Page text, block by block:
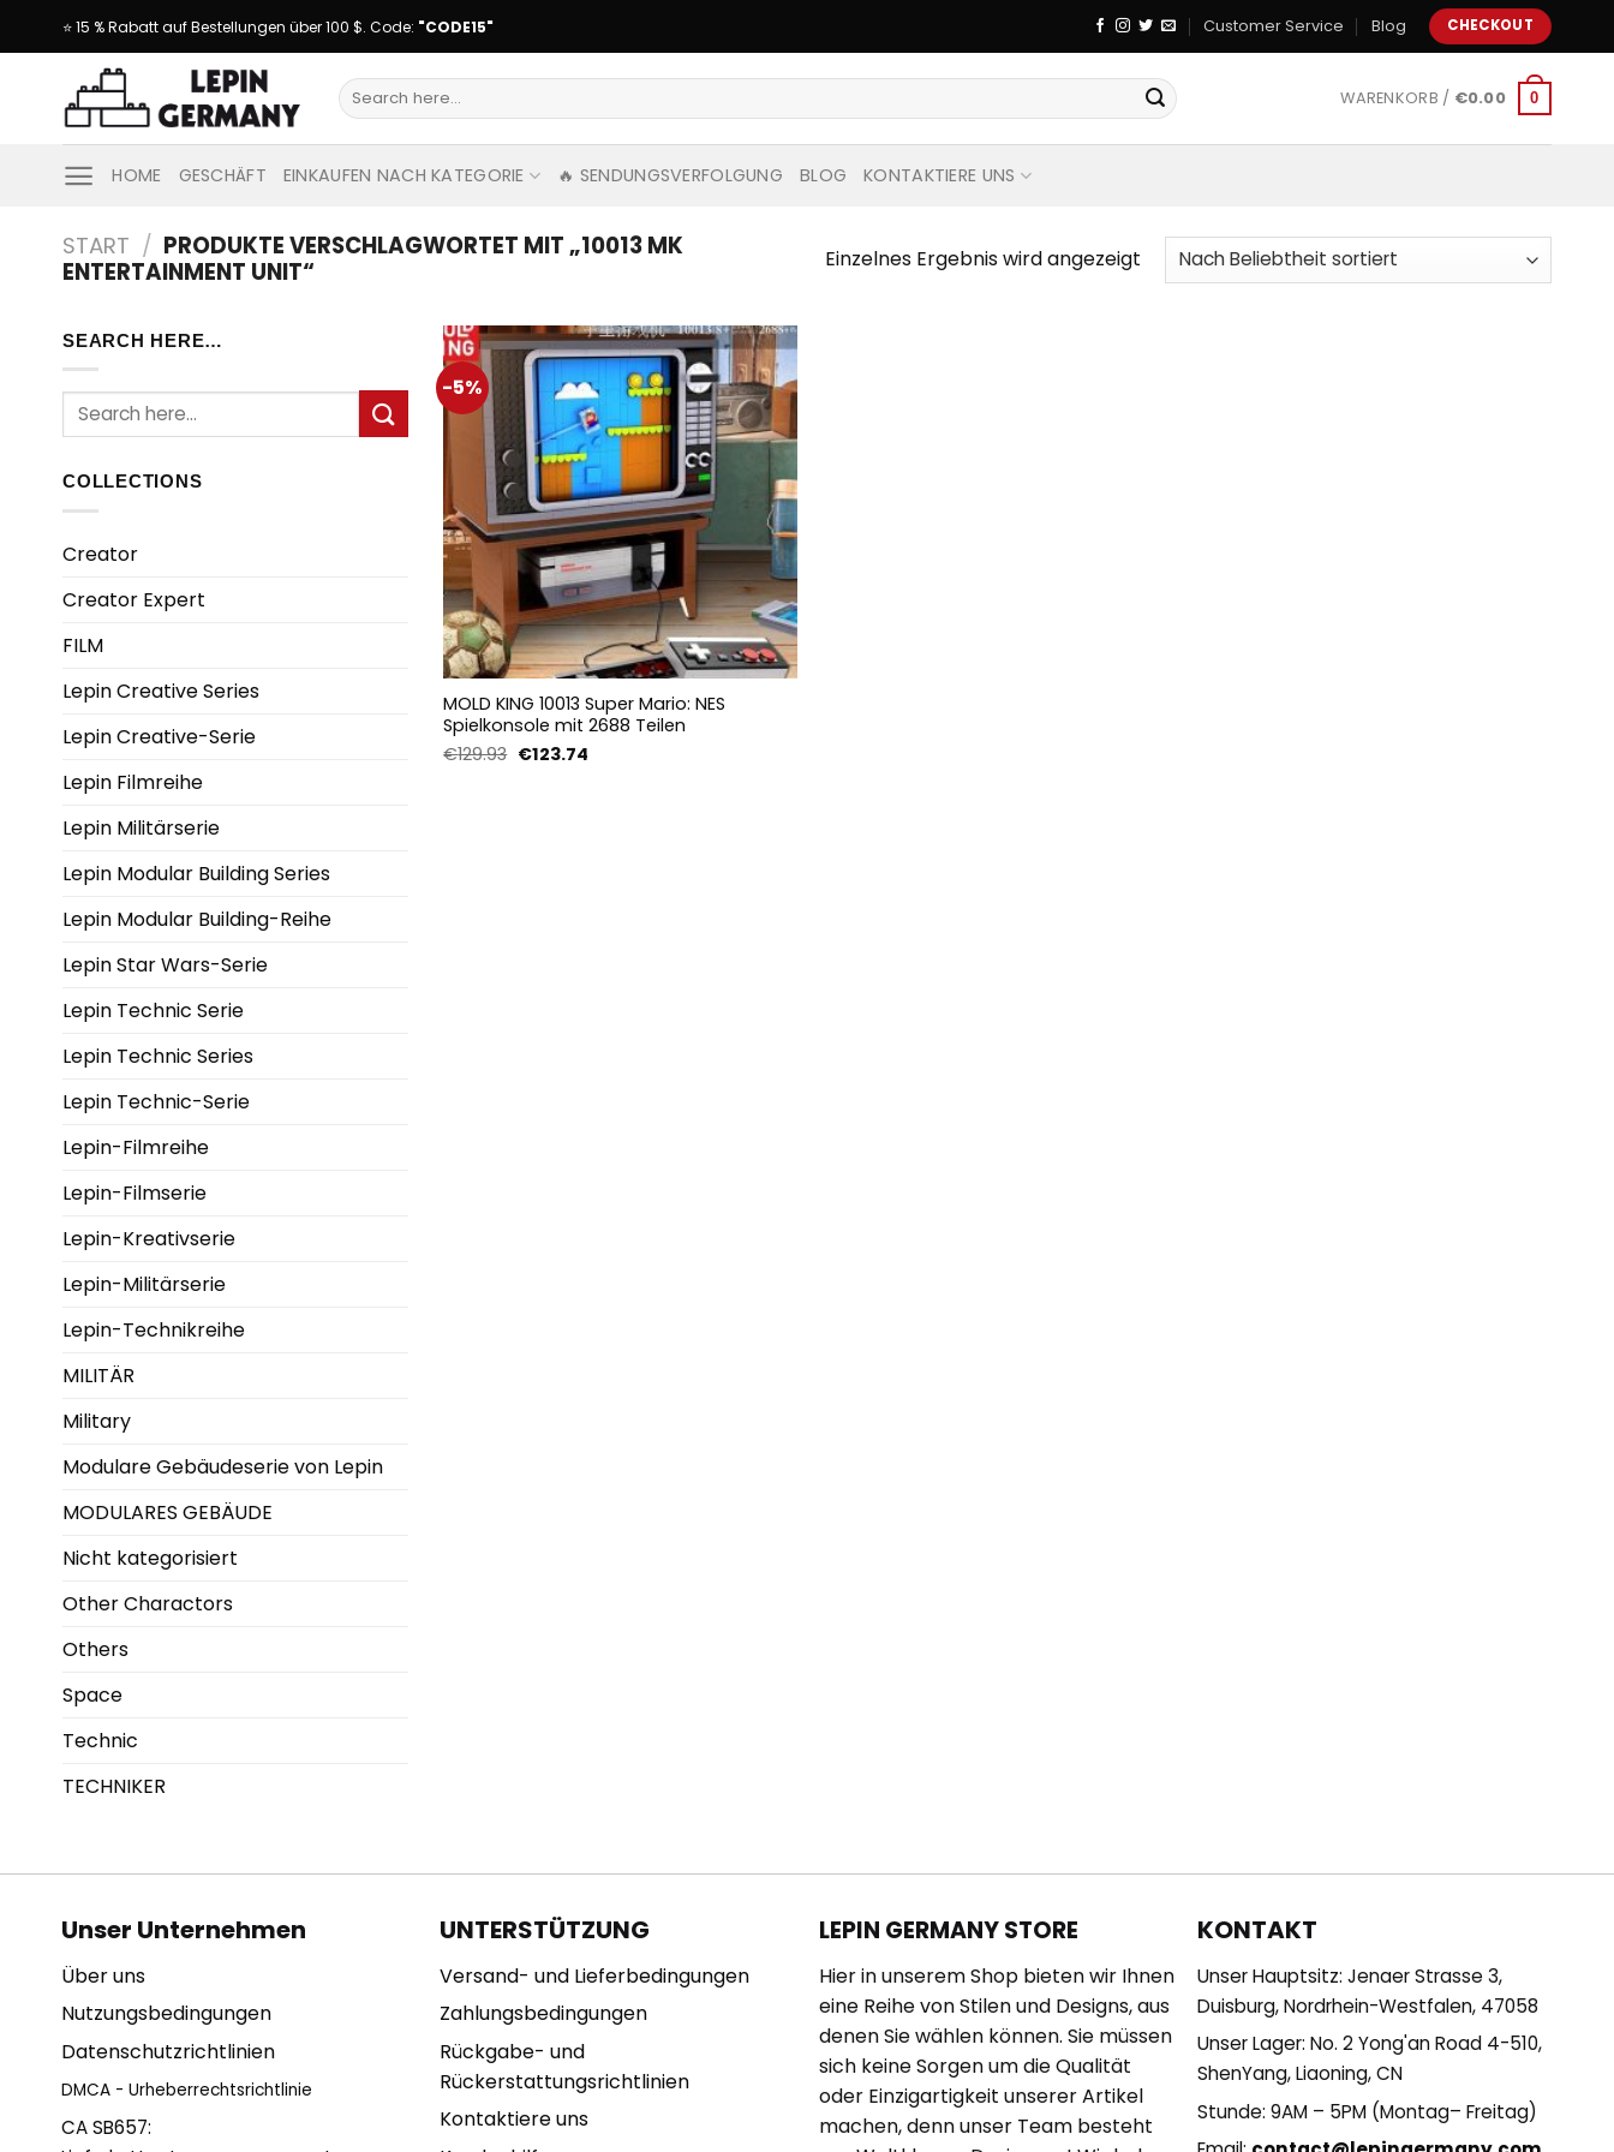
⭐ 15 % Rabatt auf Bestellungen über 100 $. Code: "CODE15" Customer Service Blog CHECKOUT
Suche
nach:
WARENKORB / €0.00 0
HOME GESCHÄFT EINKAUFEN NACH KATEGORIE 🔥 SENDUNGSVERFOLGUNG BLOG KONTAKTIERE UNS
START / PRODUKTE VERSCHLAGWORTET MIT „10013 MK
ENTERTAINMENT UNIT“
Einzelnes Ergebnis wird angezeigt
SEARCH HERE…
Suche
nach:
COLLECTIONS
Creator
Creator Expert
FILM
Lepin Creative Series
Lepin Creative-Serie
Lepin Filmreihe
Lepin Militärserie
Lepin Modular Building Series
Lepin Modular Building-Reihe
Lepin Star Wars-Serie
Lepin Technic Serie
Lepin Technic Series
Lepin Technic-Serie
Lepin-Filmreihe
Lepin-Filmserie
Lepin-Kreativserie
Lepin-Militärserie
Lepin-Technikreihe
MILITÄR
Military
Modulare Gebäudeserie von Lepin
MODULARES GEBÄUDE
Nicht kategorisiert
Other Charactors
Others
Space
Technic
TECHNIKER
-5%
MOLD KING 10013 Super Mario: NES
Spielkonsole mit 2688 Teilen
€129.93 Ursprünglicher
€123.74Aktueller
Unser Unternehmen
Über uns
Nutzungsbedingungen
Datenschutzrichtlinien
DMCA - Urheberrechtsrichtlinie
CA SB657:
UNTERSTÜTZUNG
Versand- und Lieferbedingungen
Zahlungsbedingungen
Rückgabe- und
Rückerstattungsrichtlinien
Kontaktiere uns
LEPIN GERMANY STORE
Hier in unserem Shop bieten wir Ihnen
eine Reihe von Stilen und Designs, aus
denen Sie wählen können. Sie müssen
sich keine Sorgen um die Qualität
oder Einzigartigkeit unserer Artikel
machen, denn unser Team besteht
KONTAKT
Unser Hauptsitz: Jenaer Strasse 3,
Duisburg, Nordrhein-Westfalen, 47058
Unser Lager: No. 2 Yong'an Road 4-510,
ShenYang, Liaoning, CN
Stunde: 9AM – 5PM (Montag– Freitag)